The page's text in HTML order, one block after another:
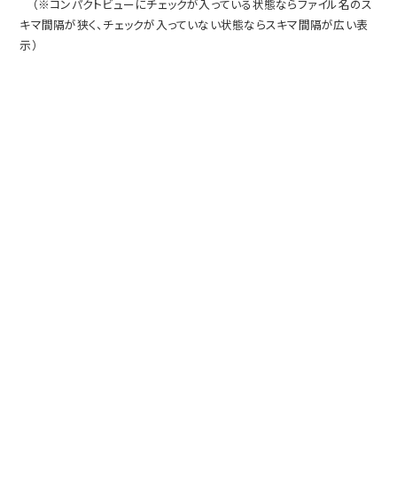
（※コンパクトビューにチェックが入っている状態ならファイル名のス
キマ間隔が狭く、チェックが入っていない状態ならスキマ間隔が広い表
示）